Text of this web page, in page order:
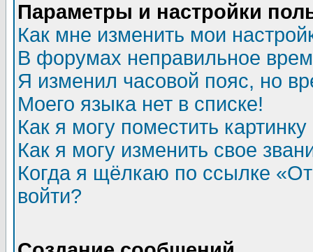
Параметры и настройки
Как мне изменить мои
В форумах неправильное
Я изменил часовой пояс, но
Моего языка нет в списке!
Как я могу поместить
Как я могу изменить свое
Когда я щёлкаю по ссылке
войти?